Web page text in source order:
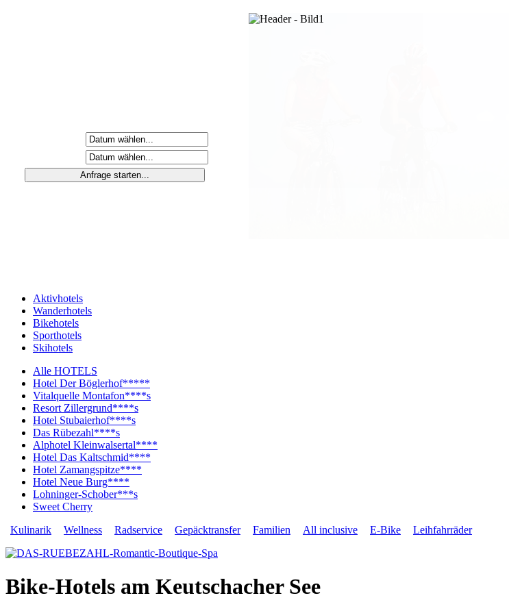
Aktivhotels
Wanderhotels
Bikehotels
Sporthotels
Skihotels
Alle HOTELS
Hotel Der Böglerhof*****
Vitalquelle Montafon****s
Resort Zillergrund****s
Hotel Stubaierhof****s
Das Rübezahl****s
Alphotel Kleinwalsertal****
Hotel Das Kaltschmid****
Hotel Zamangspitze****
Hotel Neue Burg****
Lohninger-Schober***s
Sweet Cherry
Kulinarik
Wellness Radservice Gepäcktransfer Familien All inclusive E-Bike Leihfahrräder
Bike-Hotels am Keutschacher See